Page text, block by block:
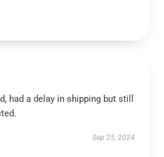
had a delay in shipping but still
Sep 25, 2024